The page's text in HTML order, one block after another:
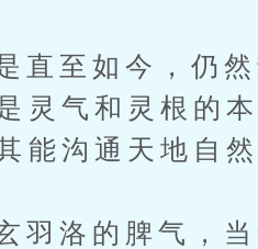
如今，仍然还
灵气和灵根的
能沟通天地自
的脾气，当然